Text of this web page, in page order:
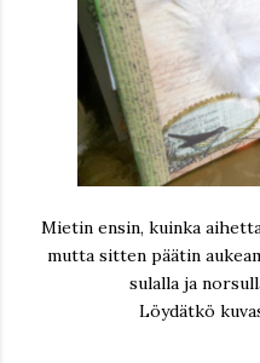
Mietin ensin, kuinka
mutta sitten päätin
sulalla ja
Löydätkö